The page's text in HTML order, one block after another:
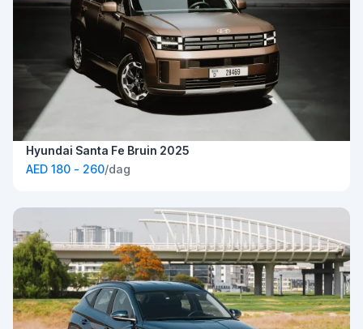
Hyundai Santa Fe Bruin 2025
AED 180 - 260/dag